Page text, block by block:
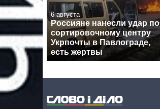
6 августа
Россияне нанесли удар по
сортировочному центру
Укрпочты в Павлограде,
есть жертвы